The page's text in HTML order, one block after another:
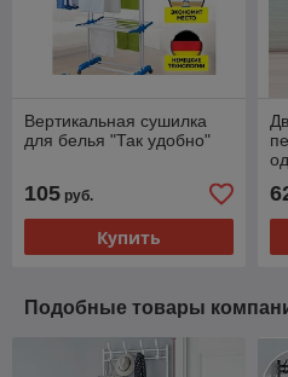
Вертикальная сушилка
для белья "Так удобно"
105 руб.
Купить
кг
Подобные товары